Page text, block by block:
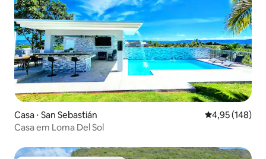
Casa ⋅ San Sebastián 4,95 de uma
4,95 (148)
Casa em Loma Del Sol